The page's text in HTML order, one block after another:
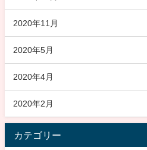
2020年11月
2020年5月
2020年4月
2020年2月
カテゴリー